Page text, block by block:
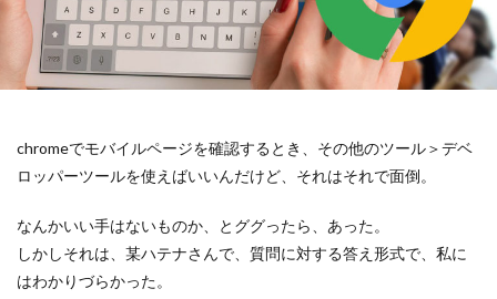
chromeでモバイルページを確認するとき、その他のツール＞デベ
ロッパーツールを使えばいいんだけど、それはそれで面倒。
なんかいい手はないものか、とググったら、あった。
しかしそれは、某ハテナさんで、質問に対する答え形式で、私に
はわかりづらかった。
https
プラグイン 印刷 ロゴ
sidebar
スキルアップ
アプリ一覧
Wordpress
DataBase
コンペ コピーライト
複業
メンテナンス
クラウドソーシング
数式
課金 htaccess
アクセスアップ
php
Plugin Howto
ワイヤーフレーム
iMac
リダイレクト ブログ運営
Bookmark
レビューサイト